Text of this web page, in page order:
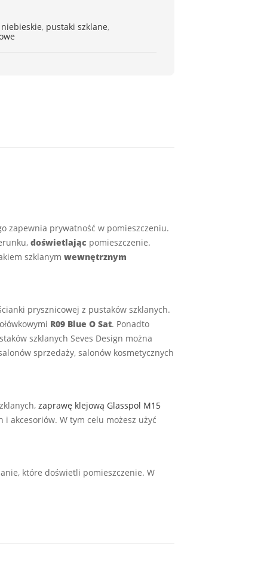
niebieskie, pustaki szklane,
zapewnia prywatność w pomieszczeniu.
doświetlając pomieszczenie.
szklanymwewnętrznym
prysznicowej z pustaków szklanych.
R09 Blue O Sat. Ponadto
szklanych Seves Design można
sprzedaży, salonów kosmetycznych
zaprawę klejową Glasspol M15
i akcesoriów. W tym celu możesz użyć
które doświetli pomieszczenie. W